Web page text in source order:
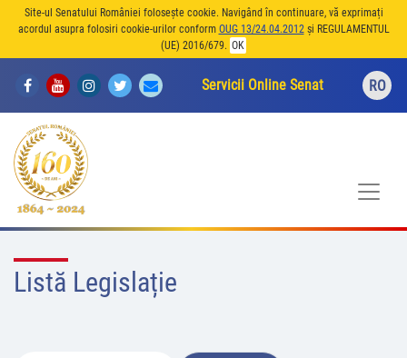
Site-ul Senatului României folosește cookie. Navigând în continuare, vă exprimați
acordul asupra folosiri cookie-urilor conform OUG 13/24.04.2012și REGULAMENTUL
(UE) 2016/679. OK
Servicii Online Senat RO
Listă Legislație